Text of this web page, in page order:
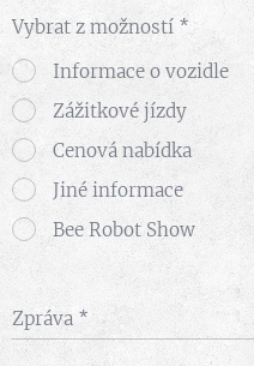
Vybrat z možností
Informace o vozidle
Zážitkové jízdy
Cenová nabídka
Jiné informace
Bee Robot Show
Zpráva